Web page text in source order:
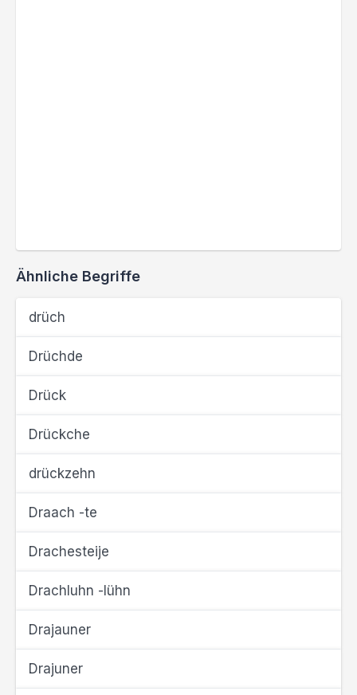
Ähnliche Begriffe
drüch
Drüchde
Drück
Drückche
drückzehn
Draach -te
Drachesteije
Drachluhn -lühn
Drajauner
Drajuner